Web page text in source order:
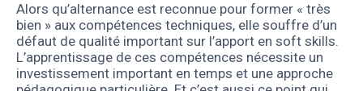
Alors qu’alternance est reconnue pour former « très
bien » aux compétences techniques, elle souffre d’un
défaut de qualité important sur l’apport en soft skills.
L’apprentissage de ces compétences nécessite un
investissement important en temps et une approche